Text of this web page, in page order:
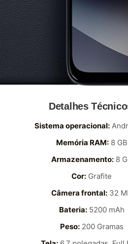
Detalhes
Sistema operacional:
Memória RAM:8 GB
Armazenamento:8
Cor: Grafite
Câmera frontal: 32
Bateria:5200 mAh
Peso:200 Gramas